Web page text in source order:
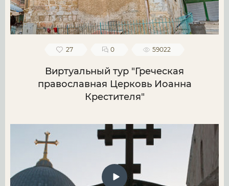
27 0 59022
Виртуальный тур "Греческая
православная Церковь Иоанна
Крестителя"